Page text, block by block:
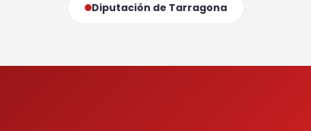
Diputación de Tarragona